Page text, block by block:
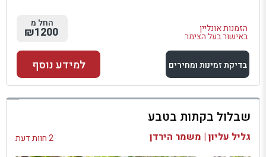
הזמנות אונליין
באישור בעל הצימר
החל מ
₪1200
בדיקת זמינות ומחירים
למתחם זה
בדיקת זמינות ומחירים
למידע נוסף
שבלול בקתות בטבע
גליל עליון | משמר הירדן 2 חוות דעת